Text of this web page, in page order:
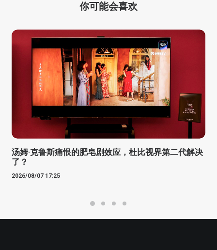
你可能会喜欢
汤姆·克鲁斯痛恨的肥皂剧效应，杜比视界第二代解决
了？
2026/08/07 17:25